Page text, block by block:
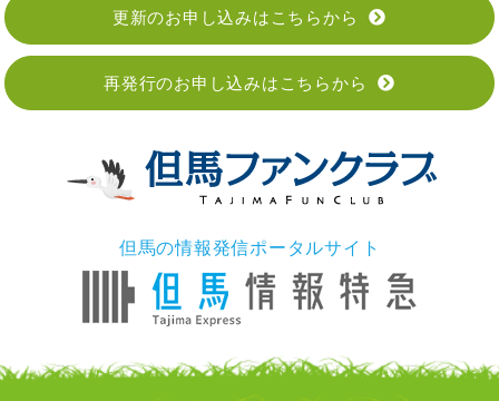
更新のお申し込みはこちらから
再発行のお申し込みはこちらから
但馬の情報発信ポータルサイト